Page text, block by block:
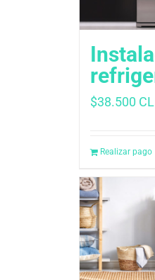
$38.500
Realizar pago